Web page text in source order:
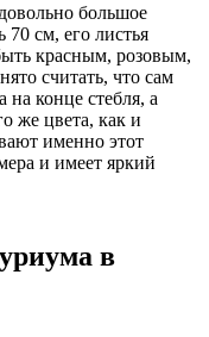
большое
70 см, его листья
красным, розовым,
считать, что сам
на конце стебля, а
же цвета, как и
именно этот
и имеет яркий
в